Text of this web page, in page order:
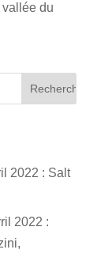
du
2022 : Salt
2022 :